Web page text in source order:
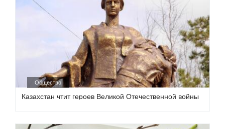
Общество
Казахстан чтит героев Великой Отечественной войны